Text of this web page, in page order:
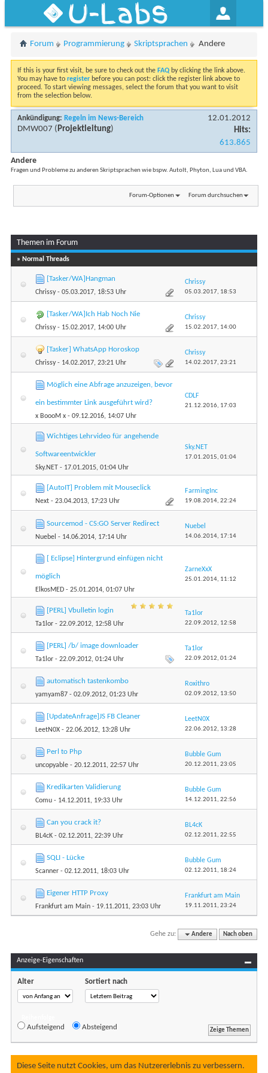
U-Labs
Forum Programmierung Skriptsprachen Andere
If this is your first visit, be sure to check out the FAQ by clicking the link above.
You may have to register before you can post: click the register link above to
proceed. To start viewing messages, select the forum that you want to visit
from the selection below.
Ankündigung: Regeln im News-Bereich
DMW007 (Projektleitung)
12.01.2012
Hits:
613.865
Andere
Fragen und Probleme zu anderen Skriptsprachen wie bspw. AutoIt, Phyton, Lua und VBA.
Forum-Optionen Forum durchsuchen
Themen im Forum
» Normal Threads
[Tasker/WA]Hangman
Chrissy- 05.03.2017, 18:53 Uhr
Chrissy
05.03.2017, 18:53
[Tasker/WA]Ich Hab Noch Nie
Chrissy- 15.02.2017, 14:00 Uhr
Chrissy
15.02.2017, 14:00
[Tasker] WhatsApp Horoskop
Chrissy- 14.02.2017, 23:21 Uhr
Chrissy
14.02.2017, 23:21
Möglich eine Abfrage anzuzeigen, bevor
ein bestimmter Link ausgeführt wird?
x BoooM x - 09.12.2016, 14:07 Uhr
CDLF
21.12.2016, 17:03
Wichtiges Lehrvideo für angehende
Softwareentwickler
Sky.NET - 17.01.2015, 01:04 Uhr
Sky.NET
17.01.2015, 01:04
[AutoIT] Problem mit Mouseclick
Next - 23.04.2013, 17:23 Uhr
FarmingInc
19.08.2014, 22:24
Sourcemod - CS:GO Server Redirect
Nuebel - 14.06.2014, 17:14 Uhr
Nuebel
14.06.2014, 17:14
[ Eclipse] Hintergrund einfügen nicht
möglich
ElkosMED - 25.01.2014, 01:07 Uhr
ZarneXxX
25.01.2014, 11:12
[PERL] Vbulletin login
Ta1lor - 22.09.2012, 12:58 Uhr
Ta1lor
22.09.2012, 12:58
[PERL] /b/ image downloader
Ta1lor - 22.09.2012, 01:24 Uhr
Ta1lor
22.09.2012, 01:24
automatisch tastenkombo
yamyam87 - 02.09.2012, 01:23 Uhr
Roxithro
02.09.2012, 13:50
[UpdateAnfrage]JS FB Cleaner
LeetN0X - 22.06.2012, 13:28 Uhr
LeetN0X
22.06.2012, 13:28
Perl to Php
uncopyable - 20.12.2011, 22:57 Uhr
Bubble Gum
20.12.2011, 23:05
Kredikarten Validierung
Comu - 14.12.2011, 19:33 Uhr
Bubble Gum
14.12.2011, 22:56
Can you crack it?
BL4cK - 02.12.2011, 22:39 Uhr
BL4cK
02.12.2011, 22:55
SQLI - Lücke
Scanner - 02.12.2011, 18:03 Uhr
Bubble Gum
02.12.2011, 18:24
Eigener HTTP Proxy
Frankfurt am Main - 19.11.2011, 23:03 Uhr
Frankfurt am Main
19.11.2011, 23:24
Gehe zu: Andere Nach oben
Anzeige-Eigenschaften
Alter Sortiert nach
Aufsteigend Absteigend
Diese Seite nutzt Cookies, um das Nutzererlebnis zu verbessern.